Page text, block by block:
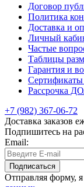
Договор
Политика
Доставка и
Личный
Частые
Таблицы
Гарантия и
Сертификаты
Рассрочка
+7 (982) 367-06-72
Доставка заказов
Подпишитесь на
Email:
Подписаться
Отправляя форму,